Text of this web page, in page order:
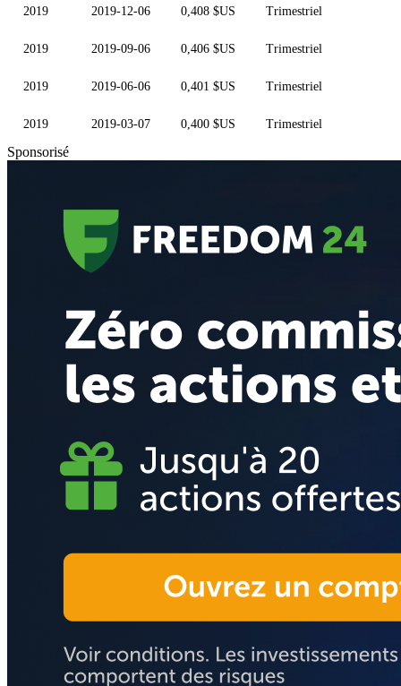
2019 2019-12-06 0,408 $US Trimestriel
2019 2019-09-06 0,406 $US Trimestriel
2019 2019-06-06 0,401 $US Trimestriel
2019 2019-03-07 0,400 $US Trimestriel
Sponsorisé